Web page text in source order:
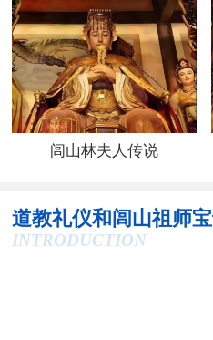
闾山林夫人传说
道教礼仪和闾山祖师
INTRODUCTION